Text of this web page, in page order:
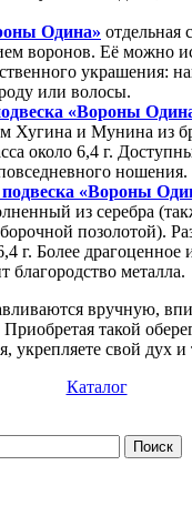
Одина» отдельная
воронов. Её можно
украшения:
или волосы.
«Вороны
Хугина и Мунина из
около 6,4 г.
ношения.
«Вороны
из серебра
позолотой).
г. Более драгоценное
благородство металла.
вручную,
такой
укрепляете свой дух
Каталог